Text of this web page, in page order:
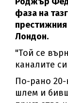
фаза на
Лондон.
"Той се
каналите
По-рано
шлем и